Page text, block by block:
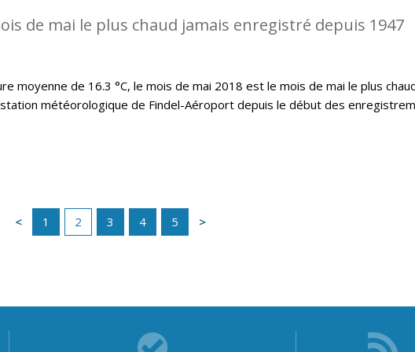
de mai le plus chaud jamais enregistré depuis 1947
moyenne de 16.3 °C, le mois de mai 2018 est le mois de mai le plus
météorologique de Findel-Aéroport depuis le début des
1 2 3 4 5